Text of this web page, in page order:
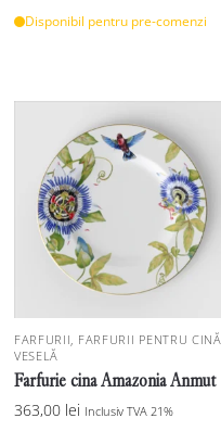
Disponibil pentru pre-comenzi
FARFURII FARFURII PENTRU CINĂ
VESELĂ
Farfurie cina Amazonia Anmut
363,00 lei Inclusiv TVA 21%